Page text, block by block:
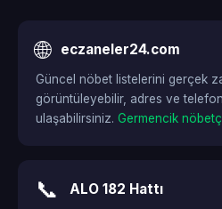
🌐 eczaneler24.com
Güncel nöbet listelerini gerçek
görüntüleyebilir, adres ve
ulaşabilirsiniz. Germencik
📞 ALO 182 Hattı